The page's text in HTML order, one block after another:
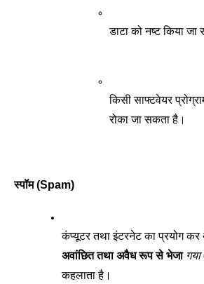
डाटा को नष्ट किया जा
किसी साफ्टवेयर
रोका जा सकता है।
स्पॉम (Spam)
कंप्यूटर तथा इंटरनेट का प्रयोग कर
अवांछित तथा अवैध रूप से भेजा गया
कहलाता है।